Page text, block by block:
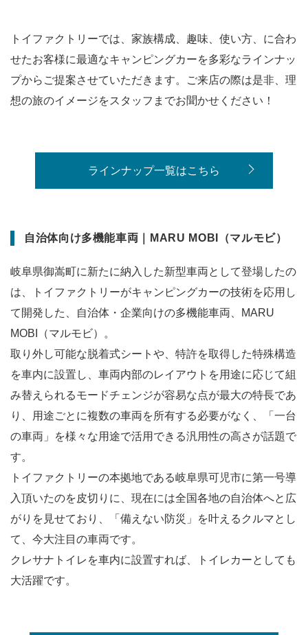
トイファクトリーでは、家族構成、趣味、使い方、に合わ
せたお客様に最適なキャンピングカーを多彩なラインナッ
プからご提案させていただきます。ご来店の際は是非、理
想の旅のイメージをスタッフまでお聞かせください！
ラインナップ一覧はこちら
自治体向け多機能車両｜MARU MOBI（マルモビ）
岐阜県御嵩町に新たに納入した新型車両として登場したの
は、トイファクトリーがキャンピングカーの技術を応用し
て開発した、自治体・企業向けの多機能車両、MARU
MOBI（マルモビ）。
取り外し可能な脱着式シートや、特許を取得した特殊構造
を車内に設置し、車両内部のレイアウトを用途に応じて組
み替えられるモードチェンジが容易な点が最大の特長であ
り、用途ごとに複数の車両を所有する必要がなく、「一台
の車両」を様々な用途で活用できる汎用性の高さが話題で
す。
トイファクトリーの本拠地である岐阜県可児市に第一号導
入頂いたのを皮切りに、現在には全国各地の自治体へと広
がりを見せており、「備えない防災」を叶えるクルマとし
て、今大注目の車両です。
クレサナトイレを車内に設置すれば、トイレカーとしても
大活躍です。